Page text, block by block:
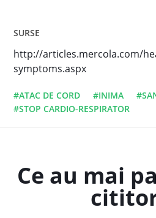
SURSE
http://articles.mercola.com/
symptoms.aspx
#ATAC DE CORD #INIMA
#STOP CARDIO-RESPIRATOR
Ce au mai